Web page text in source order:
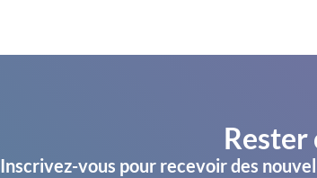
Rester
Inscrivez-vous pour recevoir des